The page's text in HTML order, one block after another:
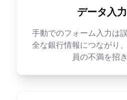
データ入
手動でのフォーム入力は
全な銀行情報につながり
員の不満を招